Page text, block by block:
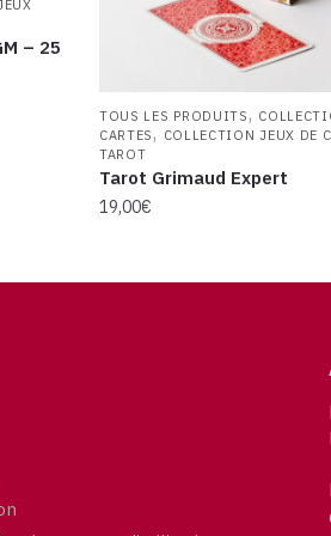
– 25
TOUS LES PRODUITS,
CARTES, COLLECTION JEUX DE
TAROT
Tarot Grimaud Expert
19,00€